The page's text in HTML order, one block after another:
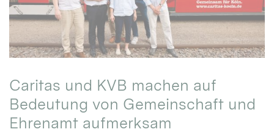
Caritas und KVB machen auf
Bedeutung von Gemeinschaft und
Ehrenamt aufmerksam